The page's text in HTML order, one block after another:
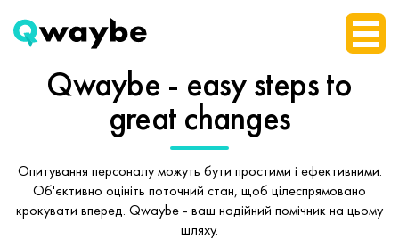
Qwaybe - easy stepsto
great changes
Опитування персоналу можуть бути простими і ефективними.
Об'єктивно оцініть поточний стан, щоб цілеспрямовано
крокувати вперед. Qwaybe - ваш надійний помічник на цьому
шляху.